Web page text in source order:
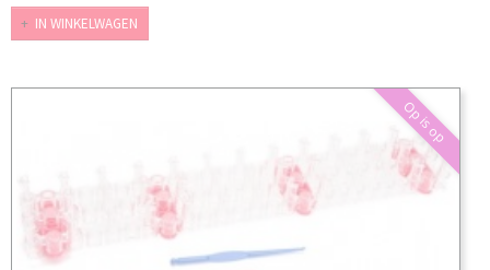
IN WINKELWAGEN
Op is op